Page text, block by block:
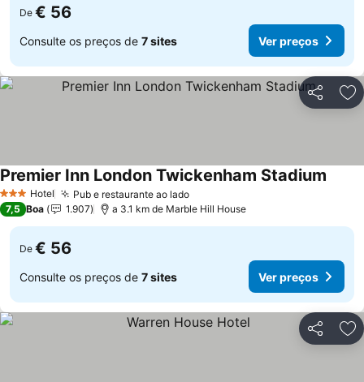
De € 56
Consulte os preços de 7 sites Ver preços
Partilhar
3 EstrelasHotel Pub e restaurante ao ladoVer preços
Premier Inn London Twickenham Stadium
7,5 Boa 1.907 a 3.1 km de Marble Hill House
De € 56
Consulte os preços de 7 sites Ver preços
Partilhar